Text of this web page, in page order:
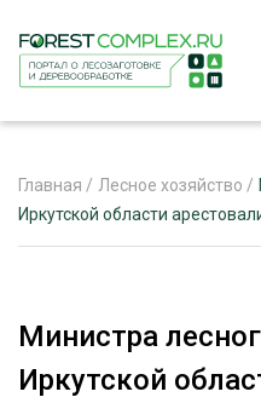
Главная / Лесное хозяйство /
Иркутской области
Министра
Иркутской